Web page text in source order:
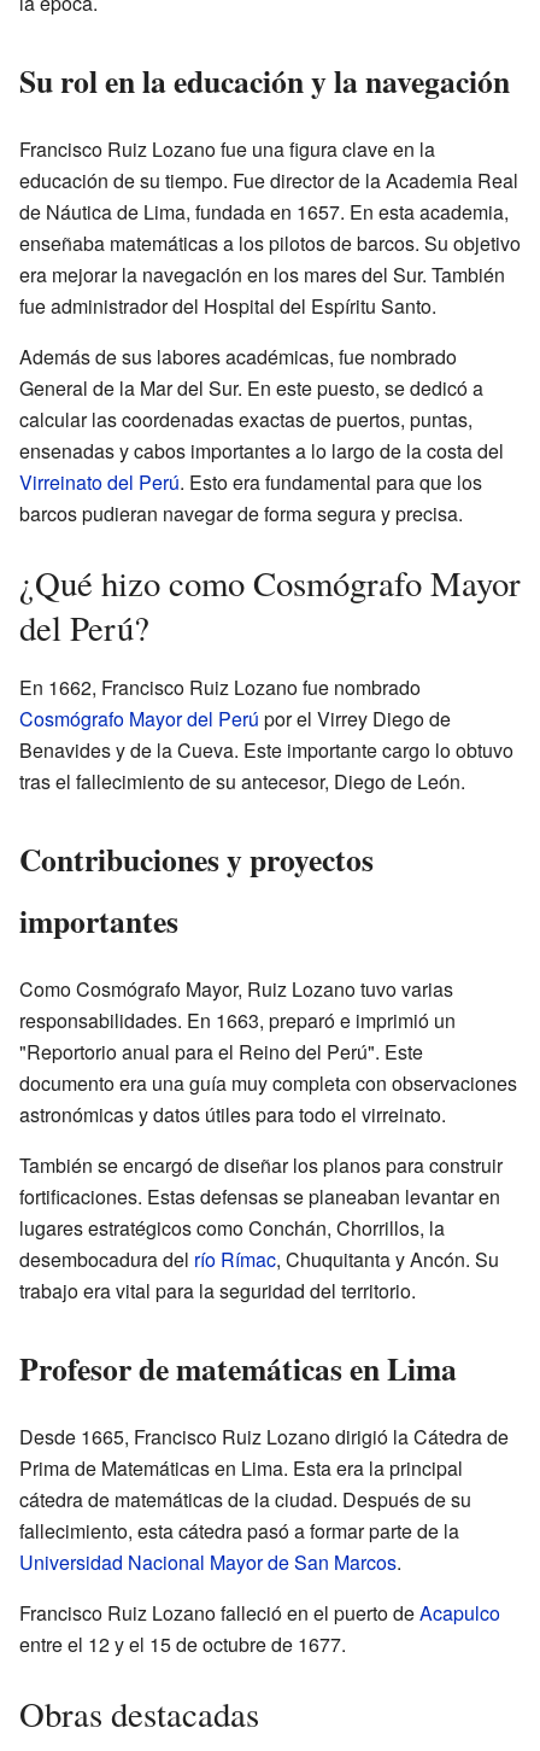
Su rol en la educación y la navegación
Francisco Ruiz Lozano fue una figura clave en la
educación de su tiempo. Fue director de la Academia Real
de Náutica de Lima, fundada en 1657. En esta academia,
enseñaba matemáticas a los pilotos de barcos. Su objetivo
era mejorar la navegación en los mares del Sur. También
fue administrador del Hospital del Espíritu Santo.
Además de sus labores académicas, fue nombrado
General de la Mar del Sur. En este puesto, se dedicó a
calcular las coordenadas exactas de puertos, puntas,
ensenadas y cabos importantes a lo largo de la costa del
Virreinato del Perú. Esto era fundamental para que los
barcos pudieran navegar de forma segura y precisa.
¿Qué hizo como Cosmógrafo Mayor
del Perú?
En 1662, Francisco Ruiz Lozano fue nombrado
Cosmógrafo Mayor del Perú por el Virrey Diego de
Benavides y de la Cueva. Este importante cargo lo obtuvo
tras el fallecimiento de su antecesor, Diego de León.
Contribuciones y proyectos
importantes
Como Cosmógrafo Mayor, Ruiz Lozano tuvo varias
responsabilidades. En 1663, preparó e imprimió un
"Reportorio anual para el Reino del Perú". Este
documento era una guía muy completa con observaciones
astronómicas y datos útiles para todo el virreinato.
También se encargó de diseñar los planos para construir
fortificaciones. Estas defensas se planeaban levantar en
lugares estratégicos como Conchán, Chorrillos, la
desembocadura del río Rímac, Chuquitanta y Ancón. Su
trabajo era vital para la seguridad del territorio.
Profesor de matemáticas en Lima
Desde 1665, Francisco Ruiz Lozano dirigió la Cátedra de
Prima de Matemáticas en Lima. Esta era la principal
cátedra de matemáticas de la ciudad. Después de su
fallecimiento, esta cátedra pasó a formar parte de la
Universidad Nacional Mayor de San Marcos.
Francisco Ruiz Lozano falleció en el puerto deAcapulco
entre el 12 y el 15 de octubre de 1677.
Obras destacadas